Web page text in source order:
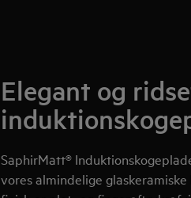
Elegant og
SaphirMatt®
vores almindelige